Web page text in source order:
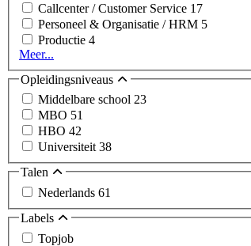
Callcenter / Customer Service 17
Personeel & Organisatie / HRM 5
Productie 4
Meer...
Opleidingsniveaus
Middelbare school 23
MBO 51
HBO 42
Universiteit38
Talen
Nederlands 61
Labels
Topjob